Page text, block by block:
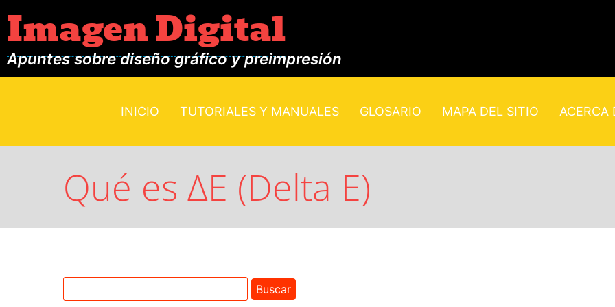
Imagen Digital
Apuntes sobre diseño gráfico y preimpresión
INICIO TUTORIALES Y MANUALES GLOSARIO MAPA DEL SITIO ACERCA
Qué es ΔE (Delta E)